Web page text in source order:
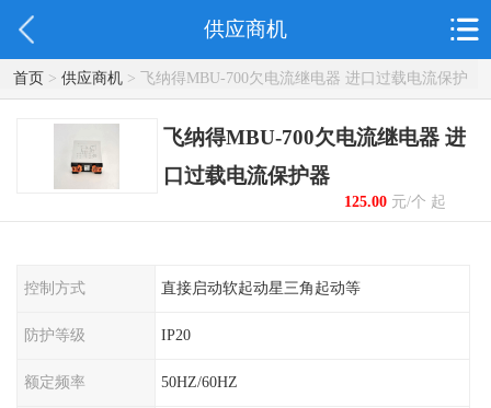
供应商机
首页> 供应商机> 飞纳得MBU-700欠电流继电器 进口过载电流保护
器
飞纳得MBU-700欠电流继电器 进
口过载电流保护器
125.00元/个 起
控制方式 直接启动软起动星三角起动等
防护等级 IP20
额定频率 50HZ/60HZ